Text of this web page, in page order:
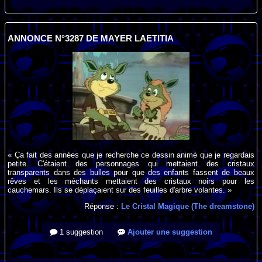
ANNONCE N°3287 DE MAYER LAETITIA
« Ça fait des années que je recherche ce dessin animé que je regardais
petite. C'étaient des personnages qui mettaient des cristaux
transparents dans des bulles pour que des enfants fassent de beaux
rêves et les méchants mettaient des cristaux noirs pour les
cauchemars. Ils se déplaçaient sur des feuilles d'arbre volantes. »
Réponse : Le Cristal Magique (The dreamstone)
1 suggestion Ajouter une suggestion